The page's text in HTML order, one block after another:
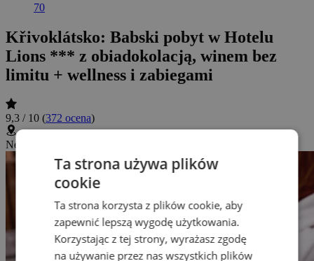
70
Křivoklátsko: Babski pobyt w Hotelu
Lions *** z obiadokolacją, winem bez
limitu + wellness i zabiegami
9,3 / 10 (372 ocena)
Nesuchyně 31, Mutějovice, Czechy
Ta strona używa plików
cookie
Ta strona korzysta z plików cookie, aby
zapewnić lepszą wygodę użytkowania.
Korzystając z tej strony, wyrażasz zgodę
na używanie przez nas wszystkich plików